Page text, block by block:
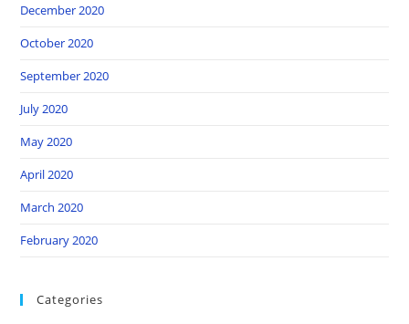
December 2020
October 2020
September 2020
July 2020
May 2020
April 2020
March 2020
February 2020
Categories